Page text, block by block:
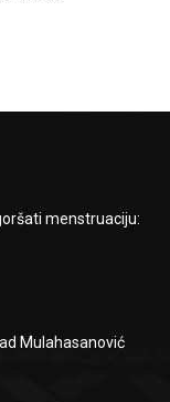
menstruaciju:
Mulahasanović